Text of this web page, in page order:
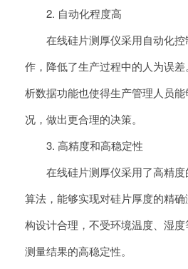
2. 自动化程度高
在线硅片测厚仪采用自动化控
作，降低了生产过程中的人为误
析数据功能也使得生产管理人员
况，做出更合理的决策。
3. 高精度和高稳定性
在线硅片测厚仪采用了高精度
算法，能够实现对硅片厚度的精
构设计合理，不受环境温度、湿
测量结果的高稳定性。